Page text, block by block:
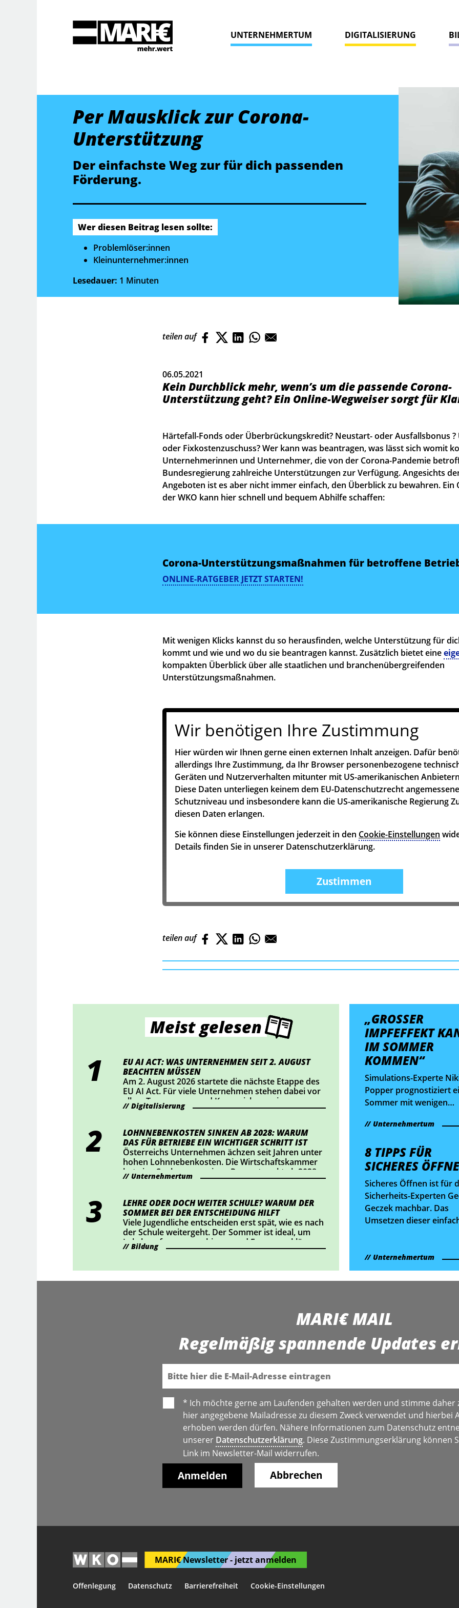
Suche
UNTERNEHMERTUM DIGITALISIERUNG
Per Mausklick zur Corona-
Unterstützung
Der einfachste Weg zur für dich passenden
Förderung.
Wer diesen Beitrag lesen sollte:
Problemlöser:innen
Kleinunternehmer:innen
Lesedauer: 1 Minuten
teilen auf
06.05.2021
Kein Durchblick mehr, wenn’s um die passende Corona-
Unterstützung geht? Ein Online-Wegweiser sorgt für
Härtefall-Fonds oder Überbrückungskredit? Neustart- oder Ausfallsbonus ?
oder Fixkostenzuschuss? Wer kann was beantragen, was lässt sich womit
Unternehmerinnen und Unternehmer, die von der Corona-Pandemie
Bundesregierung zahlreiche Unterstützungen zur Verfügung. Angesichts
Angeboten ist es aber nicht immer einfach, den Überblick zu bewahren. Ein
der WKO kann hier schnell und bequem Abhilfe schaffen:
Corona-Unterstützungsmaßnahmen für betroffene
ONLINE-RATGEBER JETZT STARTEN!
Mit wenigen Klicks kannst du so herausfinden, welche Unterstützung für
kommt und wie und wo du sie beantragen kannst. Zusätzlich bietet eine
kompakten Überblick über alle staatlichen und branchenübergreifenden
Unterstützungsmaßnahmen.
Wir benötigen Ihre Zustimmung
Hier würden wir Ihnen gerne einen externen Inhalt anzeigen. Dafür
allerdings Ihre Zustimmung, da Ihr Browser personenbezogene
Geräten und Nutzerverhalten mitunter mit US-amerikanischen
Diese Daten unterliegen keinem dem EU-Datenschutzrecht
Schutzniveau und insbesondere kann die US-amerikanische Regierung
diesen Daten erlangen.
Sie können diese Einstellungen jederzeit in den Cookie-Einstellungen
Details finden Sie in unserer Datenschutzerklärung.
Zustimmen
teilen auf
Meist gelesen
EU AI ACT: WAS UNTERNEHMEN SEIT 2. AUGUST
BEACHTEN MÜSSEN
Am 2. August 2026 startete die nächste Etappe des
EU AI Act. Für viele Unternehmen stehen dabei vor
allem Transparenz und Kennzeichnung im
Mittelpunkt. Wer KI-Chatbots einsetzt oder
sollte jetzt prüfen, ob Handlungsbedarf besteht.
Digitalisierung
LOHNNEBENKOSTEN SINKEN AB 2028: WARUM
DAS FÜR BETRIEBE EIN WICHTIGER SCHRITT IST
Österreichs Unternehmen ächzen seit Jahren unter
hohen Lohnnebenkosten. Die Wirtschaftskammer
hat eine Senkung um einen Prozentpunkt ab 2028
durchgesetzt – das bedeutet eine Entlastung von
haben nachgerechnet, wie sich das konkret
auswirkt.
Unternehmertum
LEHRE ODER DOCH WEITER SCHULE? WARUM DER
SOMMER BEI DER ENTSCHEIDUNG HILFT
Viele Jugendliche entscheiden erst spät, wie es nach
der Schule weitergeht. Der Sommer ist ideal, um
Lehrberufe auszuprobieren und Fragen zu klären.
Bildung
„GROSSER I
MPFEFFEKT
M SOMMER K
OMMEN“
Simulations-Experte
Popper prognostiziert
Sommer mit wenigen
weiter geimpft und
Hygienemaßnahmen
eingehalten werden.
Unternehmertum
8 TIPPS FÜR
SICHERES
Sicheres Öffnen ist für
Sicherheits-Experten
Geczek machbar. Das
Umsetzen dieser
Unternehmern dabei.
Unternehmertum
MARI€ MAIL
Regelmäßig spannende Updates
E-Mail
* Ich möchte gerne am Laufenden gehalten werden und stimme daher
hier angegebene Mailadresse zu diesem Zweck verwendet und hierbei
erhoben werden dürfen. Nähere Informationen zum Datenschutz
unserer Datenschutzerklärung. Diese Zustimmungserklärung können
Link im Newsletter-Mail widerrufen.
Abbrechen
MARI€ Newsletter - jetzt anmelden
Offenlegung Datenschutz Barrierefreiheit Cookie-Einstellungen